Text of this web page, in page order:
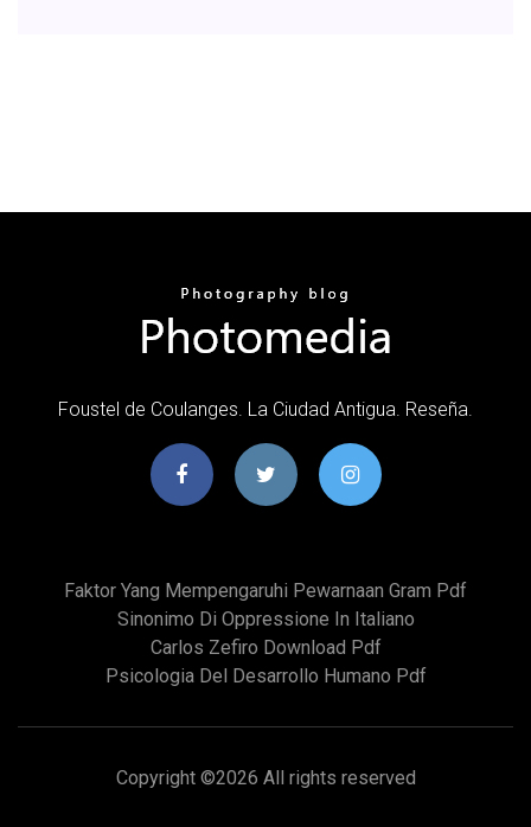
Foustel de Coulanges. La Ciudad Antigua. Reseña.
Faktor Yang Mempengaruhi Pewarnaan Gram Pdf
Sinonimo Di Oppressione In Italiano
Carlos Zefiro Download Pdf
Psicologia Del Desarrollo Humano Pdf
Copyright ©2026 All rights reserved